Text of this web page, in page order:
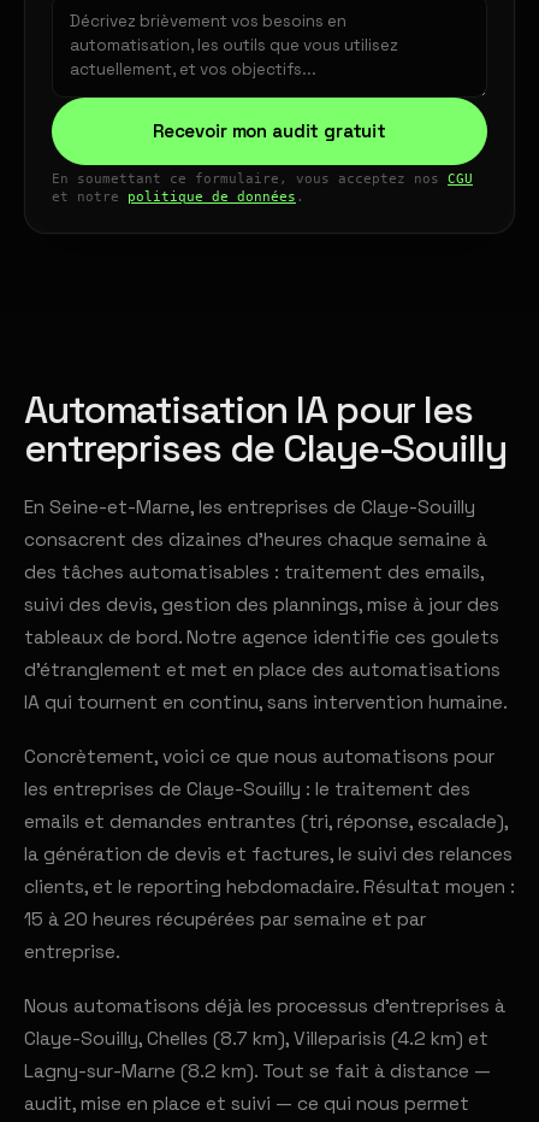
Recevoir mon audit gratuit
En soumettant ce formulaire, vous acceptez nos CGU
et notre politique de données .
Automatisation IA pour les
entreprises de Claye-Souilly
En Seine-et-Marne, les entreprises de Claye-Souilly
consacrent des dizaines d'heures chaque semaine à
des tâches automatisables : traitement des emails,
suivi des devis, gestion des plannings, mise à jour des
tableaux de bord. Notre agence identifie ces goulets
d'étranglement et met en place des automatisations
IA qui tournent en continu, sans intervention humaine.
Concrètement, voici ce que nous automatisons pour
les entreprises de Claye-Souilly : le traitement des
emails et demandes entrantes (tri, réponse, escalade),
la génération de devis et factures, le suivi des relances
clients, et le reporting hebdomadaire. Résultat moyen :
15 à 20 heures récupérées par semaine et par
entreprise.
Nous automatisons déjà les processus d'entreprises à
Claye-Souilly, Chelles (8.7 km), Villeparisis (4.2 km) et
Lagny-sur-Marne (8.2 km). Tout se fait à distance —
audit, mise en place et suivi — ce qui nous permet